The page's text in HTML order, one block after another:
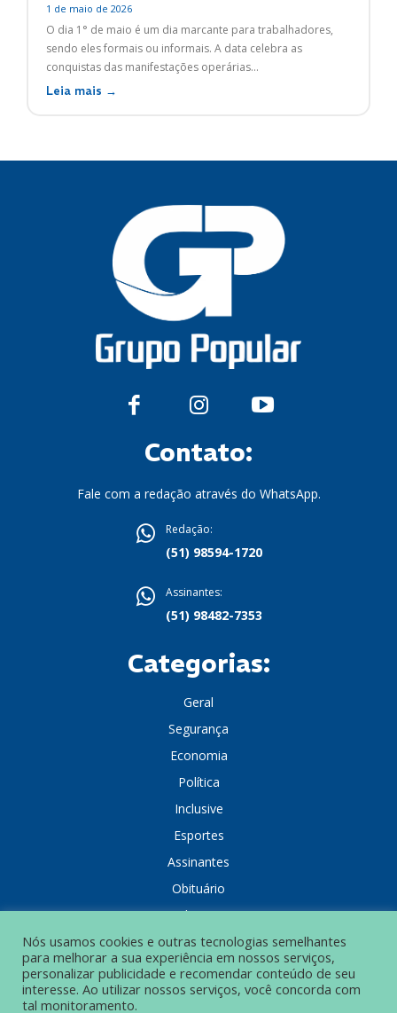
1 de maio de 2026
O dia 1° de maio é um dia marcante para trabalhadores,
sendo eles formais ou informais. A data celebra as
conquistas das manifestações operárias...
Leia mais →
Contato:
Fale com a redação através do WhatsApp.
Redação:
(51) 98594-1720
Assinantes:
(51) 98482-7353
Categorias:
Geral
Segurança
Economia
Política
Inclusive
Esportes
Assinantes
Obituário
Colunistas
POLÍTICA DE PRIVACIDADE
Nós usamos cookies e outras tecnologias semelhantes
para melhorar a sua experiência em nossos serviços,
personalizar publicidade e recomendar conteúdo de seu
interesse. Ao utilizar nossos serviços, você concorda com
tal monitoramento.